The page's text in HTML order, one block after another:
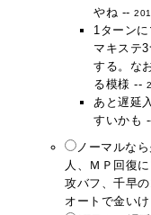
やね --
1ターン
マキステ
する。な
る模様 --
あと遅延
すいかも
ノーマルな
人、ＭＰ回復
攻バフ、千早
オートで金い